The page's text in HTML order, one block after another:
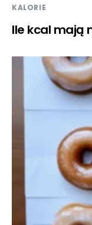
KALORIE
Ile kcal mają